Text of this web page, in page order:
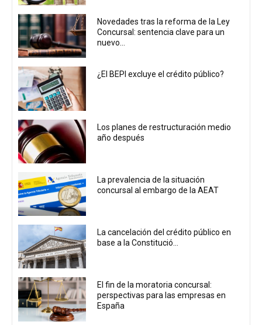
Novedades tras la reforma de la Ley
Concursal: sentencia clave para un
nuevo...
¿El BEPI excluye el crédito público?
Los planes de restructuración medio
año después
La prevalencia de la situación
concursal al embargo de la AEAT
La cancelación del crédito público en
base a la Constitució...
El fin de la moratoria concursal:
perspectivas para las empresas en
España